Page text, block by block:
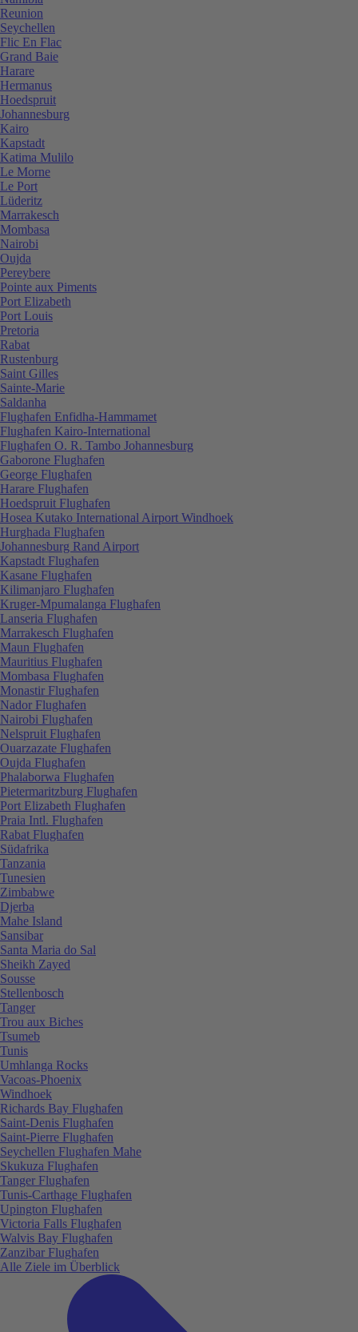
Reunion
Seychellen
Flic En Flac
Grand Baie
Harare
Hermanus
Hoedspruit
Johannesburg
Kairo
Kapstadt
Katima Mulilo
Le Morne
Le Port
Lüderitz
Marrakesch
Mombasa
Nairobi
Oujda
Pereybere
Pointe aux Piments
Port Elizabeth
Port Louis
Pretoria
Rabat
Rustenburg
Saint Gilles
Sainte-Marie
Saldanha
Flughafen Enfidha-Hammamet
Flughafen Kairo-International
Flughafen O. R. Tambo Johannesburg
Gaborone Flughafen
George Flughafen
Harare Flughafen
Hoedspruit Flughafen
Hosea Kutako International Airport Windhoek
Hurghada Flughafen
Johannesburg Rand Airport
Kapstadt Flughafen
Kasane Flughafen
Kilimanjaro Flughafen
Kruger-Mpumalanga Flughafen
Lanseria Flughafen
Marrakesch Flughafen
Maun Flughafen
Mauritius Flughafen
Mombasa Flughafen
Monastir Flughafen
Nador Flughafen
Nairobi Flughafen
Nelspruit Flughafen
Ouarzazate Flughafen
Oujda Flughafen
Phalaborwa Flughafen
Pietermaritzburg Flughafen
Port Elizabeth Flughafen
Praia Intl. Flughafen
Rabat Flughafen
Südafrika
Tanzania
Tunesien
Zimbabwe
Djerba
Mahe Island
Sansibar
Santa Maria do Sal
Sheikh Zayed
Sousse
Stellenbosch
Tanger
Trou aux Biches
Tsumeb
Tunis
Umhlanga Rocks
Vacoas-Phoenix
Windhoek
Richards Bay Flughafen
Saint-Denis Flughafen
Saint-Pierre Flughafen
Seychellen Flughafen Mahe
Skukuza Flughafen
Tanger Flughafen
Tunis-Carthage Flughafen
Upington Flughafen
Victoria Falls Flughafen
Walvis Bay Flughafen
Zanzibar Flughafen
Alle Ziele im Überblick